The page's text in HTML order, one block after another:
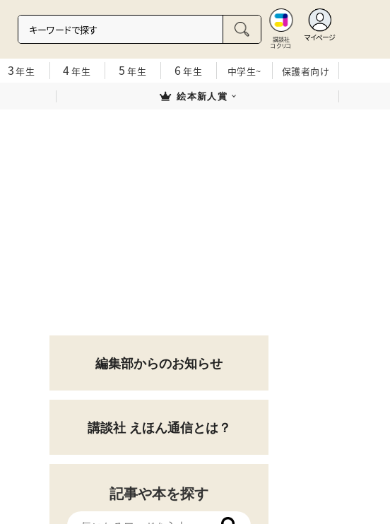
講談社
コクリコ
マイページ
3年生 4年生 5 年生 6 年生 中学生~
保護者向け
絵本新人賞
編集部からのお知らせ
講談社 えほん通信とは？
記事や本を探す